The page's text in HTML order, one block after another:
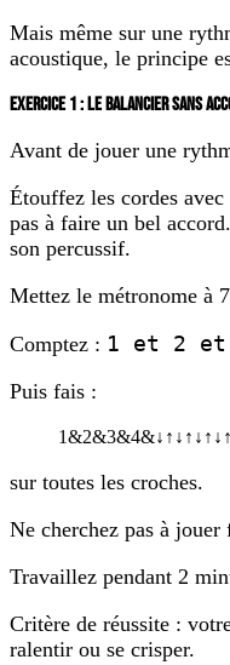
Mais même sur une
acoustique, le principe
EXERCICE 1 : LE BALANCIER SANS
Avant de jouer une
Étouffez les cordes
pas à faire un bel
son percussif.
Mettez le métronome à
Comptez : 1 et 2
Puis fais :
1&2&3&4&↓ ↑ ↓ ↑ ↓ ↑ ↓ ↑
sur toutes les croches.
Ne cherchez pas à
Travaillez pendant 2
Critère de réussite :
ralentir ou se crisper.